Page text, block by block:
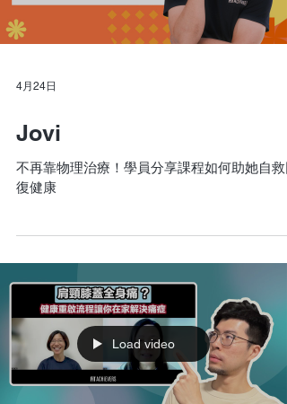
4月24日
Jovi
不再靠物理治療！學員分享課程如何助她自救
復健康
Load video